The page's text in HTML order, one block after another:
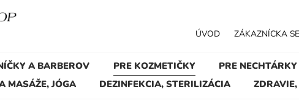
A BARBEROV PRE KOZMETIČKY PRE NECHTÁRKY
MASÁŽE, JÓGA
DEZINFEKCIA, STERILIZÁCIA
ÚVOD ZÁKAZNÍCKA